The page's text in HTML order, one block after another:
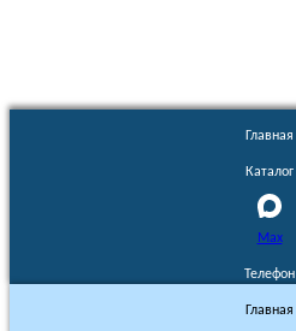
Главная
Каталог
Max
Телефон
Главная